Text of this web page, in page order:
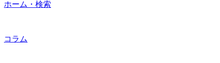
ホーム・検索
コラム